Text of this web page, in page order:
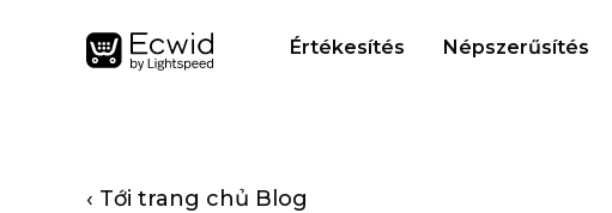
Értékesítés Népszerűsítés
‹ Tới trang chủ Blog